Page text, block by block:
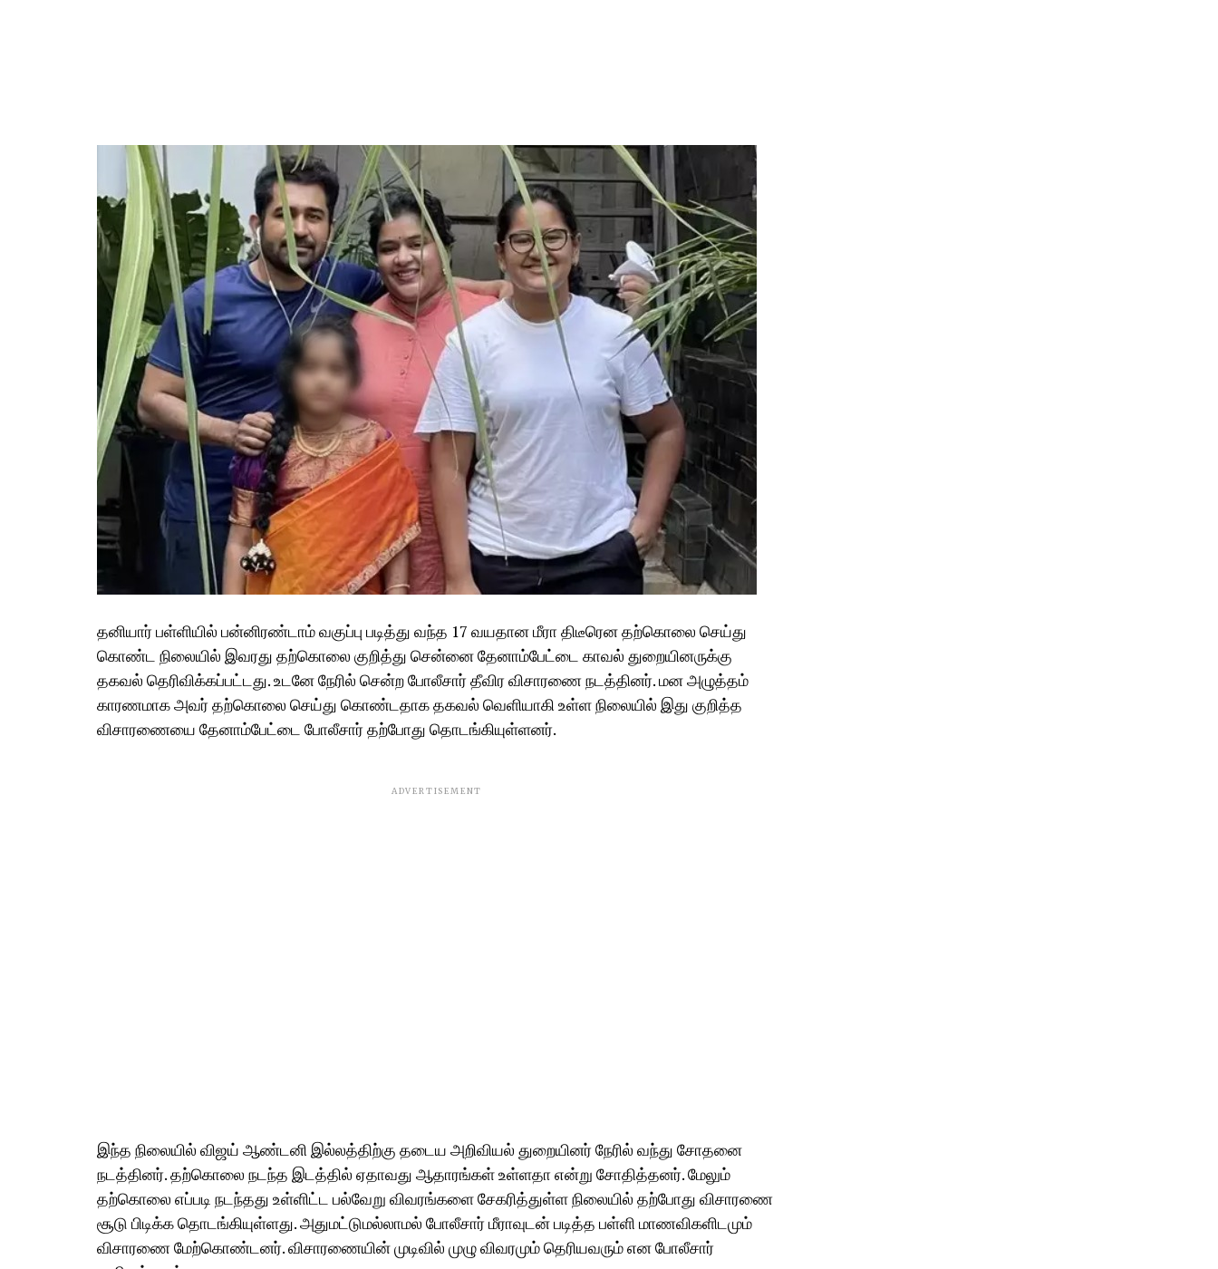
தனியார் பள்ளியில் பன்னிரண்டாம் வகுப்பு படித்து வந்த 17 வயதான மீரா திடீரென தற்கொலை செய்து
கொண்ட நிலையில் இவரது தற்கொலை குறித்து சென்னை தேனாம்பேட்டை காவல் துறையினருக்கு
தகவல் தெரிவிக்கப்பட்டது. உடனே நேரில் சென்ற போலீசார் தீவிர விசாரணை நடத்தினர். மன அழுத்தம்
காரணமாக அவர் தற்கொலை செய்து கொண்டதாக தகவல் வெளியாகி உள்ள நிலையில் இது குறித்த
விசாரணையை தேனாம்பேட்டை போலீசார் தற்போது தொடங்கியுள்ளனர்.
ADVERTISEMENT
இந்த நிலையில் விஜய் ஆண்டனி இல்லத்திற்கு தடைய அறிவியல் துறையினர் நேரில் வந்து சோதனை
நடத்தினர். தற்கொலை நடந்த இடத்தில் ஏதாவது ஆதாரங்கள் உள்ளதா என்று சோதித்தனர். மேலும்
தற்கொலை எப்படி நடந்தது உள்ளிட்ட பல்வேறு விவரங்களை சேகரித்துள்ள நிலையில் தற்போது விசாரணை
சூடு பிடிக்க தொடங்கியுள்ளது. அதுமட்டுமல்லாமல் போலீசார் மீராவுடன் படித்த பள்ளி மாணவிகளிடமும்
விசாரணை மேற்கொண்டனர். விசாரணையின் முடிவில் முழு விவரமும் தெரியவரும் என போலீசார்